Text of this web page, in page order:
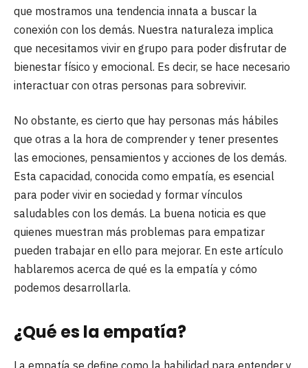
que mostramos una tendencia innata a buscar la
conexión con los demás. Nuestra naturaleza implica
que necesitamos vivir en grupo para poder disfrutar de
bienestar físico y emocional. Es decir, se hace necesario
interactuar con otras personas para sobrevivir.
No obstante, es cierto que hay personas más hábiles
que otras a la hora de comprender y tener presentes
las emociones, pensamientos y acciones de los demás.
Esta capacidad, conocida como empatía, es esencial
para poder vivir en sociedad y formar vínculos
saludables con los demás. La buena noticia es que
quienes muestran más problemas para empatizar
pueden trabajar en ello para mejorar. En este artículo
hablaremos acerca de qué es la empatía y cómo
podemos desarrollarla.
¿Qué es la empatía?
La empatía se define como la habilidad para entender y